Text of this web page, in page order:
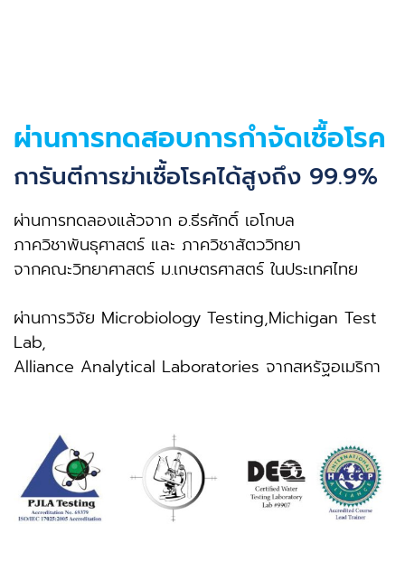
ผ่านการทดสอบการกำจัดเชื้อโรค
การันตีการฆ่าเชื้อโรคได้สูงถึง 99.9%
ผ่านการทดลองแล้วจาก อ.ธีรศักดิ์ เอโกบล
ภาควิชาพันธุศาสตร์ และ ภาควิชาสัตววิทยา
จากคณะวิทยาศาสตร์ ม.เกษตรศาสตร์ ในประเทศไทย
ผ่านการวิจัย Microbiology Testing,Michigan Test
Lab,
Alliance Analytical Laboratories จากสหรัฐอเมริกา